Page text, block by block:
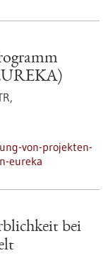
von-projekten-
eureka
bei